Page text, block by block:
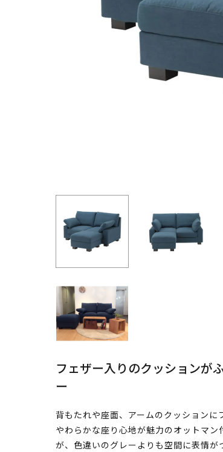
フェザー入りのクッションが
ー
背もたれや座面、アームのクッション
やわらかな座り心地が魅力のオットマ
が、色違いのグレーよりも空間に表情